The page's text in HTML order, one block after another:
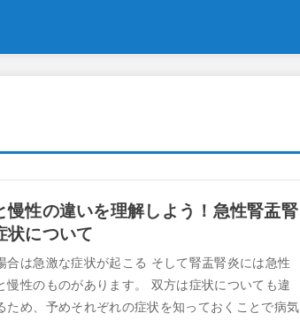
慢性の違いを理解しよう！急性腎盂腎
状について
合は急激な症状が起こる そして腎盂腎炎には急性
慢性のものがあります。 双方は症状についても違
ため、予めそれぞれの症状を知っておくことで病気